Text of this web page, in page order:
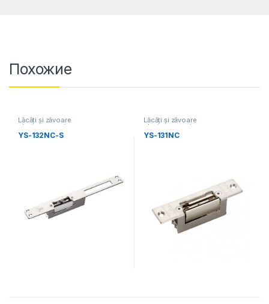
Похожие
Lăcăți și zăvoare
electromecanice
YS-132NC-S
Lăcăți și zăvoare
electromecanice
YS-131NC